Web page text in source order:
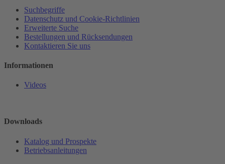
Suchbegriffe
Datenschutz und Cookie-Richtlinien
Erweiterte Suche
Bestellungen und Rücksendungen
Kontaktieren Sie uns
Informationen
Videos
Downloads
Katalog und Prospekte
Betriebsanleitungen